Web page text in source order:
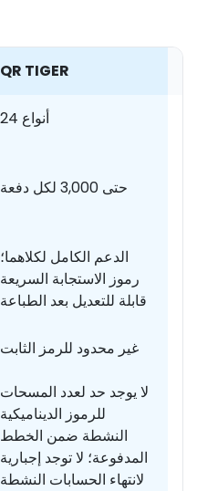
QR TIGER
24 أنواع
حتى 3,000 لكل دفعة
الدعم الكامل لكلاهما؛
رموز الاستجابة السريعة
قابلة للتعديل بعد الطباعة
غير محدود للرمز الثابت
لا يوجد حد لعدد المسحات
للرموز الديناميكية
النشطة ضمن الخطط
المدفوعة؛ لا توجد إجبارية
لانتهاء الحسابات النشطة